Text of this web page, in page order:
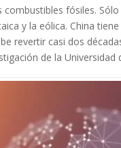
fósiles.
y la eólica. China
revertir casi dos
de la Universidad